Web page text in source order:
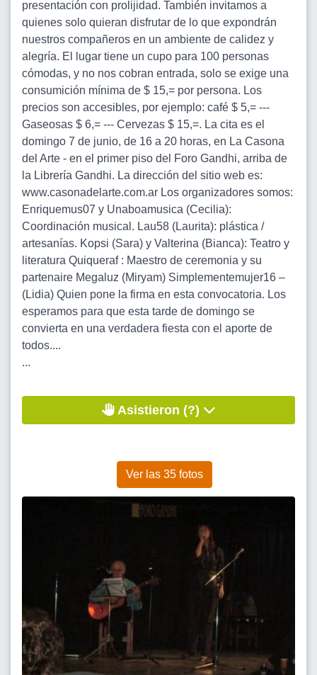
presentación con prolijidad. También invitamos a
quienes solo quieran disfrutar de lo que expondrán
nuestros compañeros en un ambiente de calidez y
alegría. El lugar tiene un cupo para 100 personas
cómodas, y no nos cobran entrada, solo se exige una
consumición mínima de $ 15,= por persona. Los
precios son accesibles, por ejemplo: café $ 5,= ---
Gaseosas $ 6,= --- Cervezas $ 15,=. La cita es el
domingo 7 de junio, de 16 a 20 horas, en La Casona
del Arte - en el primer piso del Foro Gandhi, arriba de
la Librería Gandhi. La dirección del sitio web es:
www.casonadelarte.com.ar Los organizadores somos:
Enriquemus07 y Unaboamusica (Cecilia):
Coordinación musical. Lau58 (Laurita): plástica /
artesanías. Kopsi (Sara) y Valterina (Bianca): Teatro y
literatura Quiqueraf : Maestro de ceremonia y su
partenaire Megaluz (Miryam) Simplementemujer16 –
(Lidia) Quien pone la firma en esta convocatoria. Los
esperamos para que esta tarde de domingo se
convierta en una verdadera fiesta con el aporte de
todos....
...
Asistieron (?)
Ver las 35 fotos